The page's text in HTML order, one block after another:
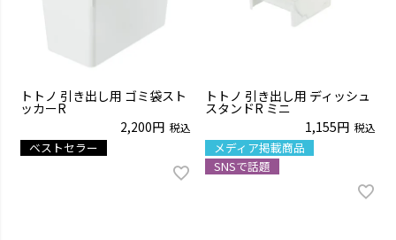
トトノ 引き出し用 ゴミ袋スト
ッカーR
2,200
税込
ベストセラー
トトノ 引き出し用 ディッシュ
スタンドR ミニ
1,155
税込
メディア掲載商品
SNSで話題